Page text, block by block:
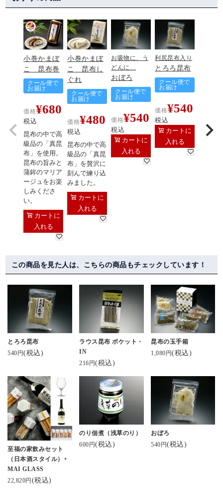
小巻かまぼ
こ 昆布巻
クール便で
お届け
価格¥680
税込
昆布の中で高
級品の「真昆
布」を使用。
昆布の旨みと
蒲鉾のマリア
ージュをお楽
しみくださ
い。
カートに
入れる
小巻かまぼ
こ 昆布し
ぐれ
クール便で
お届け
価格¥480
税込
昆布の中で高
級品の「真昆
布」を贅沢に
刻んで練り込
みました。
カートに
入れる
お吸物に、う
どんに…
おぼろ
クール便で
お届け
価格¥540
税込
カートに
入れる
利尻昆布入り
とろろ昆布
クール便で
お届け
価格¥540
税込
カートに
入れる
この商品を見た人は、こちらの商品もチェックしています！
とろろ昆布
540円(税込)
ラウス昆布 ポケット・
IN
216円(税込)
昆布の玉手箱
1,080円(税込)
至福の家飲みセット
（日本酒スタイル）+
MAI GLASS
22,820円 (税込)
のり佃煮（浅草のり）
600円(税込)
おぼろ
540円(税込)